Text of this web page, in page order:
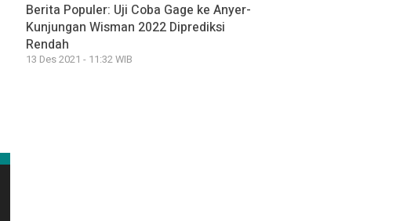
Berita Populer: Uji Coba Gage ke Anyer-
Kunjungan Wisman 2022 Diprediksi
Rendah
13 Des 2021 - 11:32 WIB